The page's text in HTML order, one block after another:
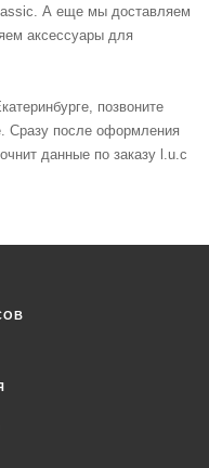
А еще мы доставляем
аксессуары для
позвоните
Сразу после оформления
данные по заказу l.u.c